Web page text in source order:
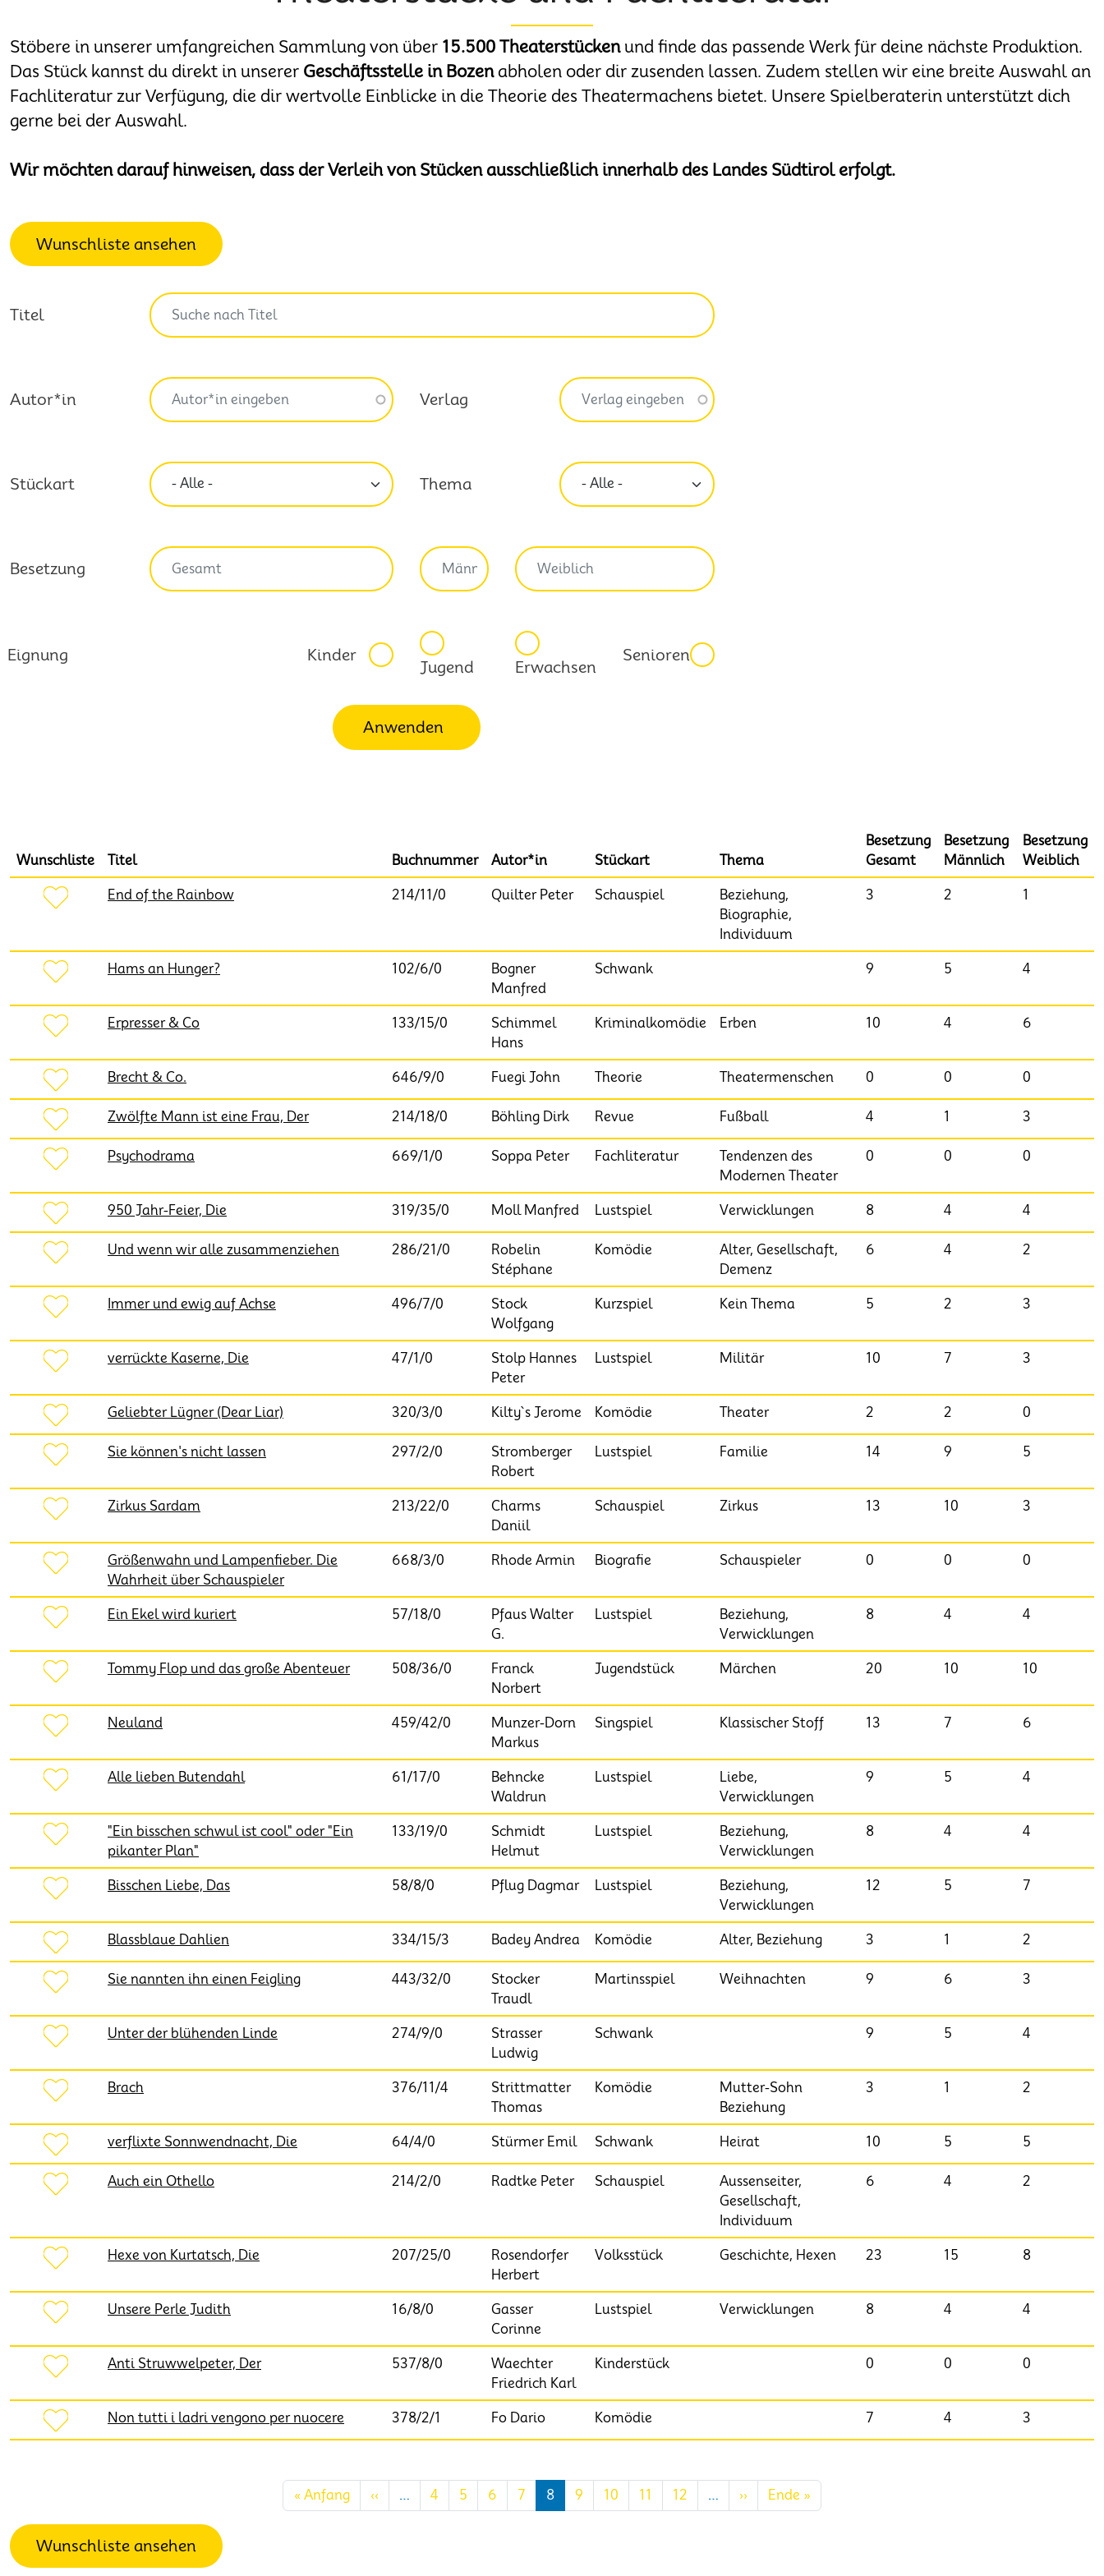
Stöbere in unserer umfangreichen Sammlung von über 15.500 Theaterstückenund finde das passende Werk für deine nächste Produktion.
Das Stück kannst du direkt in unserer Geschäftsstelle in Bozenabholen oder dir zusenden lassen. Zudem stellen wir eine breite Auswahl an
Fachliteratur zur Verfügung, die dir wertvolle Einblicke in die Theorie des Theatermachens bietet. Unsere Spielberaterin unterstützt dich
gerne bei der Auswahl.
Wir möchten darauf hinweisen, dass der Verleih von Stücken ausschließlich innerhalb des Landes Südtirol erfolgt.
Wunschliste ansehen
Titel
Verlag
Thema
Kinder
Eignung
Jugend Erwachsen
Senioren
Autor*in
Besetzung
Stückart
Wunschliste Titel Buchnummer Autor*in Stückart Thema
Besetzung
Gesamt
Besetzung
Männlich
Besetzung
Weiblich
End of the Rainbow 214/11/0 Quilter Peter Schauspiel
Beziehung,
Biographie,
Individuum
3 2 1
Hams an Hunger? 102/6/0
Bogner
Manfred
Schwank 9 5 4
Erpresser & Co 133/15/0
Schimmel
Hans
Kriminalkomödie Erben 10 4 6
Brecht & Co. 646/9/0 Fuegi John Theorie Theatermenschen 0 0 0
Zwölfte Mann ist eine Frau, Der 214/18/0 Böhling Dirk Revue Fußball 4 1 3
Psychodrama 669/1/0 Soppa Peter Fachliteratur
Tendenzen des
Modernen Theater
0 0 0
950 Jahr-Feier, Die 319/35/0 Moll Manfred Lustspiel Verwicklungen 8 4 4
Und wenn wir alle zusammenziehen 286/21/0
Robelin
Stéphane
Komödie
Alter, Gesellschaft,
Demenz
6 4 2
Immer und ewig auf Achse 496/7/0
Stock
Wolfgang
Kurzspiel Kein Thema 5 2 3
verrückte Kaserne, Die 47/1/0
Stolp Hannes
Peter
Lustspiel Militär 10 7 3
Geliebter Lügner (Dear Liar) 320/3/0 Kilty`s Jerome Komödie Theater 2 2 0
Sie können's nicht lassen 297/2/0
Stromberger
Robert
Lustspiel Familie 14 9 5
Zirkus Sardam 213/22/0
Charms
Daniil
Schauspiel Zirkus 13 10 3
Größenwahn und Lampenfieber. Die
Wahrheit über Schauspieler
668/3/0 Rhode Armin Biografie Schauspieler 0 0 0
Ein Ekel wird kuriert 57/18/0
Pfaus Walter
G.
Lustspiel
Beziehung,
Verwicklungen
8 4 4
Tommy Flop und das große Abenteuer 508/36/0
Franck
Norbert
Jugendstück Märchen 20 10 10
Neuland 459/42/0
Munzer-Dorn
Markus
Singspiel Klassischer Stoff 13 7 6
Alle lieben Butendahl 61/17/0
Behncke
Waldrun
Lustspiel
Liebe,
Verwicklungen
9 5 4
"Ein bisschen schwul ist cool" oder "Ein
pikanter Plan"
133/19/0
Schmidt
Helmut
Lustspiel
Beziehung,
Verwicklungen
8 4 4
Bisschen Liebe, Das 58/8/0 Pflug Dagmar Lustspiel
Beziehung,
Verwicklungen
12 5 7
Blassblaue Dahlien 334/15/3 Badey Andrea Komödie Alter, Beziehung 3 1 2
Sie nannten ihn einen Feigling 443/32/0
Stocker
Traudl
Martinsspiel Weihnachten 9 6 3
Unter der blühenden Linde 274/9/0
Strasser
Ludwig
Schwank 9 5 4
Brach 376/11/4
Strittmatter
Thomas
Komödie
Mutter-Sohn
Beziehung
3 1 2
verflixte Sonnwendnacht, Die 64/4/0 Stürmer Emil Schwank Heirat 10 5 5
Auch ein Othello 214/2/0 Radtke Peter Schauspiel
Aussenseiter,
Gesellschaft,
Individuum
6 4 2
Hexe von Kurtatsch, Die 207/25/0
Rosendorfer
Herbert
Volksstück Geschichte, Hexen 23 15 8
Unsere Perle Judith 16/8/0
Gasser
Corinne
Lustspiel Verwicklungen 8 4 4
Anti Struwwelpeter, Der 537/8/0
Waechter
Friedrich Karl
Kinderstück 0 0 0
Non tutti i ladri vengono per nuocere 378/2/1 Fo Dario Komödie 7 4 3
« AnfangErste Seite
‹‹ Vorherige Seite
… 4 5 6 7 8 9 10 11 12 … ›› Nächste Seite
Ende »
Wunschliste ansehen